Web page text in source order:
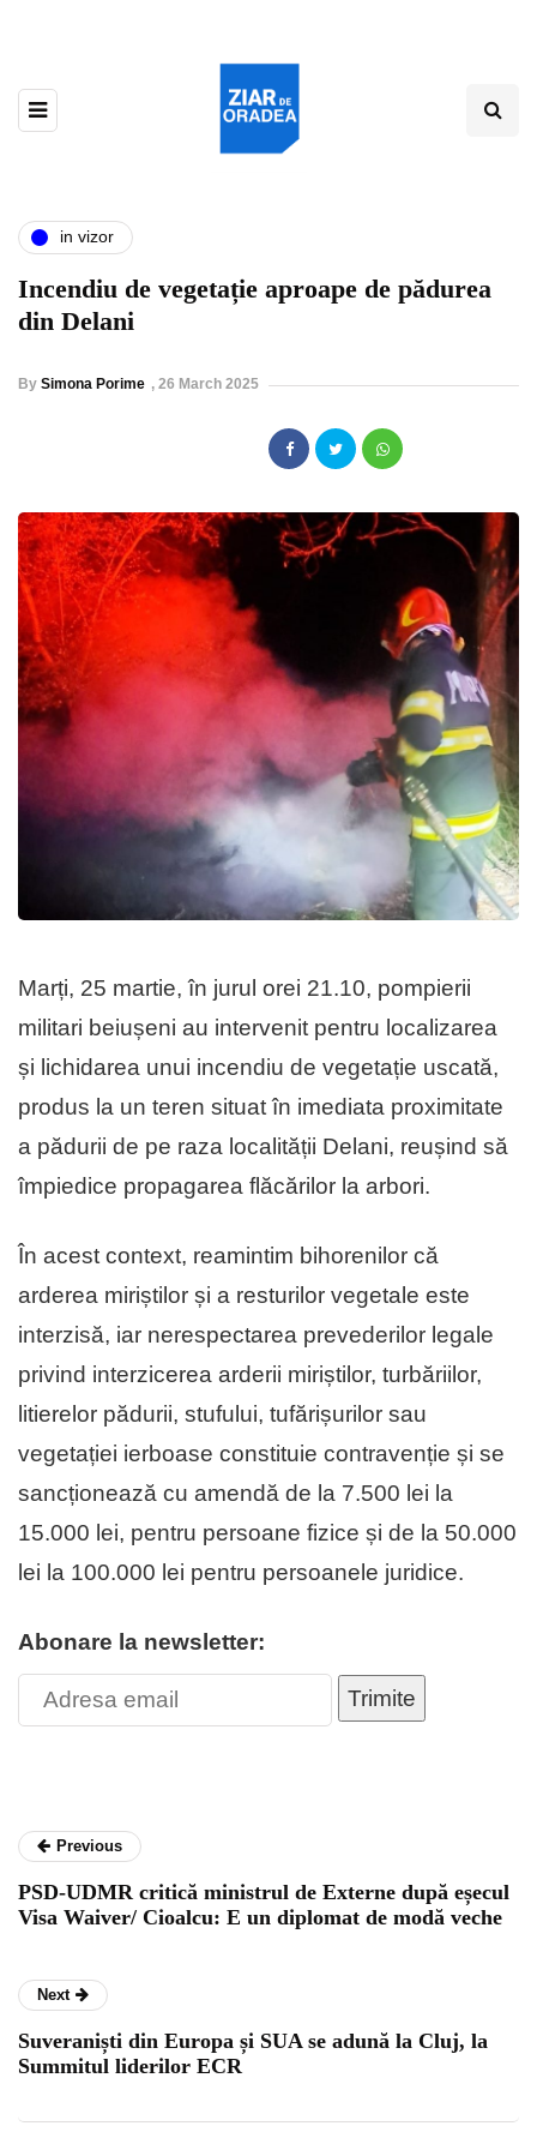
in vizor
Incendiu de vegetație aproape de pădurea
din Delani
By Simona Porime , 26 March 2025
Marți, 25 martie, în jurul orei 21.10, pompierii
militari beiușeni au intervenit pentru localizarea
și lichidarea unui incendiu de vegetație uscată,
produs la un teren situat în imediata proximitate
a pădurii de pe raza localității Delani, reușind să
împiedice propagarea flăcărilor la arbori.
În acest context, reamintim bihorenilor că
arderea miriștilor și a resturilor vegetale este
interzisă, iar nerespectarea prevederilor legale
privind interzicerea arderii miriștilor, turbăriilor,
litierelor pădurii, stufului, tufărișurilor sau
vegetației ierboase constituie contravenție și se
sancționează cu amendă de la 7.500 lei la
15.000 lei, pentru persoane fizice și de la 50.000
lei la 100.000 lei pentru persoanele juridice.
Abonare la newsletter:
Trimite
Previous
PSD-UDMR critică ministrul de Externe după eșecul
Visa Waiver/ Cioalcu: E un diplomat de modă veche
Next
Suveraniști din Europa și SUA se adună la Cluj, la
Summitul liderilor ECR